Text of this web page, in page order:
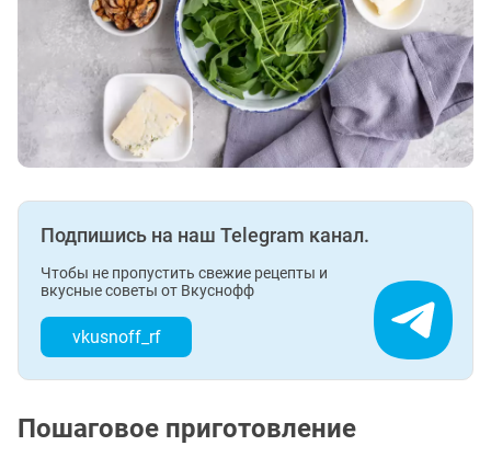
Подпишись на наш Telegram канал.
Чтобы не пропустить свежие рецепты и
вкусные советы от Вкуснофф
vkusnoff_rf
Пошаговое приготовление